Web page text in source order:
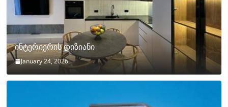
ინტერიერის დიზიანი
January 24, 2026